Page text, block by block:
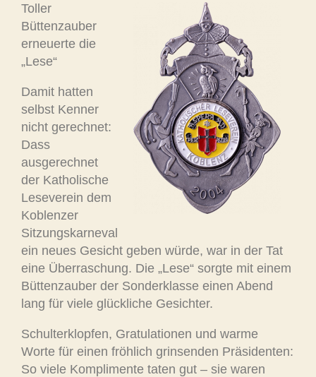
Toller
Büttenzauber
erneuerte die
„Lese“
Damit hatten
selbst Kenner
nicht gerechnet:
Dass
ausgerechnet
der Katholische
Leseverein dem
Koblenzer
Sitzungskarneval
ein neues Gesicht geben würde, war in der Tat
eine Überraschung. Die „Lese“ sorgte mit einem
Büttenzauber der Sonderklasse einen Abend
lang für viele glückliche Gesichter.
Schulterklopfen, Gratulationen und warme
Worte für einen fröhlich grinsenden Präsidenten:
So viele Komplimente taten gut – sie waren